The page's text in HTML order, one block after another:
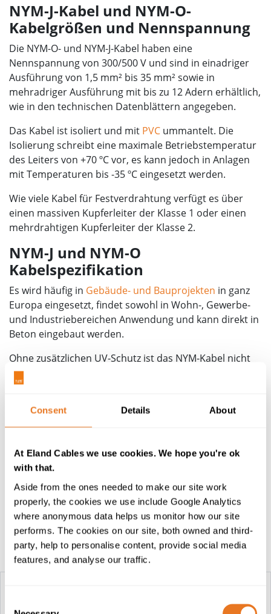
Consent Details About
At Eland Cables we use cookies. We hope you're ok
with that.
Aside from the ones needed to make our site work
properly, the cookies we use include Google Analytics
where anonymous data helps us monitor how our site
performs. The cookies on our site, both owned and third-
party, help to personalise content, provide social media
features, and analyse our traffic.
NYM-J-Kabel und NYM-O-
Kabelgrößen und Nennspannung
Die NYM-O- und NYM-J-Kabel haben eine
Nennspannung von 300/500 V und sind in einadriger
Ausführung von 1,5 mm² bis 35 mm² sowie in
mehradriger Ausführung mit bis zu 12 Adern erhältlich,
wie in den technischen Datenblättern angegeben.
Das Kabel ist isoliert und mit PVC ummantelt. Die
Isolierung schreibt eine maximale Betriebstemperatur
des Leiters von +70 ºC vor, es kann jedoch in Anlagen
mit Temperaturen bis -35 ºC eingesetzt werden.
Wie viele Kabel für Festverdrahtung verfügt es über
einen massiven Kupferleiter der Klasse 1 oder einen
mehrdrahtigen Kupferleiter der Klasse 2.
NYM-J und NYM-O
Kabelspezifikation
Es wird häufig in Gebäude- und Bauprojekten in ganz
Europa eingesetzt, findet sowohl in Wohn-, Gewerbe-
und Industriebereichen Anwendung und kann direkt in
Beton eingebaut werden.
Ohne zusätzlichen UV-Schutz ist das NYM-Kabel nicht
für die Installation in direktem Sonnenlicht geeignet.
Das NYM-Kabel kann auf Kabeltrassen, in Kanälen oder
den jeweiligen nationalen Bauvorschriften.
Die NYM-J und NYM-O-Kabel erfüllen die
Konstruktionstabelle
NYM-J & NYM-O KABEL